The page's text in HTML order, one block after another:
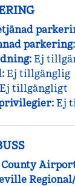
parkering:
: Ej
: Ej tillgänglig
Ej tillgängligt
: Ej
County